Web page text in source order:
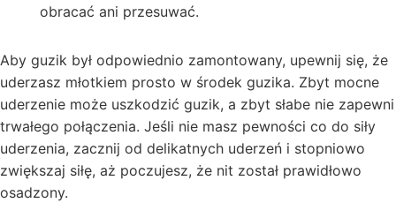
obracać ani przesuwać.
Aby guzik był odpowiednio zamontowany, upewnij się, że
uderzasz młotkiem prosto w środek guzika. Zbyt mocne
uderzenie może uszkodzić guzik, a zbyt słabe nie zapewni
trwałego połączenia. Jeśli nie masz pewności co do siły
uderzenia, zacznij od delikatnych uderzeń i stopniowo
zwiększaj siłę, aż poczujesz, że nit został prawidłowo
osadzony.